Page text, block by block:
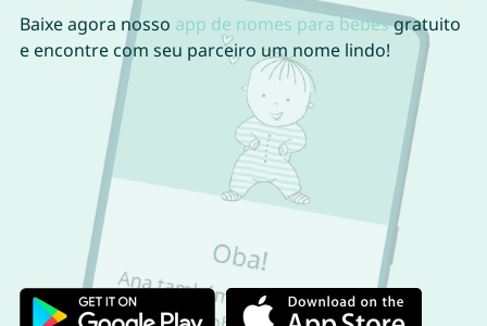
Baixe agora nosso app de nomes para bebêsgratuito
e encontre com seu parceiro um nome lindo!